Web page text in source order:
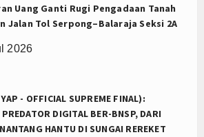
Uang Ganti Rugi Pengadaan Tanah
Jalan Tol Serpong–Balaraja Seksi 2A
2026
- OFFICIAL SUPREME FINAL):
DIGITAL BER-BNSP, DARI
HANTU DI SUNGAI REREKET